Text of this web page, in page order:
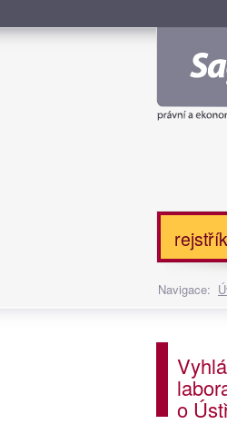
rejstřík
Navigace:
o